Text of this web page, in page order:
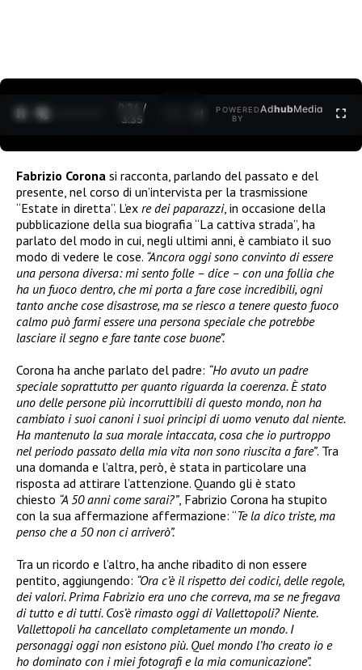
0:26 /
3:35
POWERED
BY
AdhubMedia
Fabrizio Corona si racconta, parlando del passato e del
presente, nel corso di un’intervista per la trasmissione
“Estate in diretta”. L’ex re dei paparazzi, in occasione della
pubblicazione della sua biografia “La cattiva strada”, ha
parlato del modo in cui, negli ultimi anni, è cambiato il suo
modo di vedere le cose. “Ancora oggi sono convinto di essere
una persona diversa: mi sento folle – dice – con una follia che
ha un fuoco dentro, che mi porta a fare cose incredibili, ogni
tanto anche cose disastrose, ma se riesco a tenere questo fuoco
calmo può farmi essere una persona speciale che potrebbe
lasciare il segno e fare tante cose buone”.
Corona ha anche parlato del padre: “Ho avuto un padre
speciale soprattutto per quanto riguarda la coerenza. È stato
uno delle persone più incorruttibili di questo mondo, non ha
cambiato i suoi canoni i suoi principi di uomo venuto dal niente.
Ha mantenuto la sua morale intaccata, cosa che io purtroppo
nel periodo passato della mia vita non sono riuscita a fare”. Tra
una domanda e l’altra, però, è stata in particolare una
risposta ad attirare l’attenzione. Quando gli è stato
chiesto “A 50 anni come sarai?”, Fabrizio Corona ha stupito
con la sua affermazione affermazione: “Te la dico triste, ma
penso che a 50 non ci arriverò”.
Tra un ricordo e l’altro, ha anche ribadito di non essere
pentito, aggiungendo: “Ora c’è il rispetto dei codici, delle regole,
dei valori. Prima Fabrizio era uno che correva, ma se ne fregava
di tutto e di tutti. Cos’è rimasto oggi di Vallettopoli? Niente.
Vallettopoli ha cancellato completamente un mondo. I
personaggi oggi non esistono più. Quel mondo l’ho creato io e
ho dominato con i miei fotografi e la mia comunicazione”.